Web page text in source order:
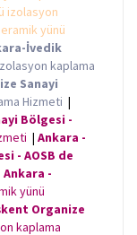
izolasyon
yünü
İvedik
kaplama
Sanayi
Hizmeti |
Bölgesi -
| Ankara -
- AOSB de
Ankara -
yünü
Organize
kaplama